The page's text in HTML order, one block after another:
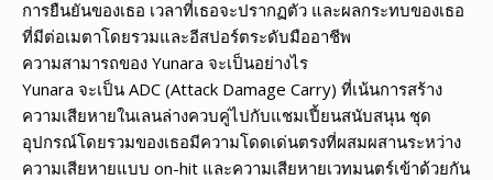
การยืนยันของเธอ เวลาที่เธอจะปรากฏตัว และผลกระทบของเธอ
ที่มีต่อเมตาโดยรวมและอีสปอร์ตระดับมืออาชีพ
ความสามารถของ Yunara จะเป็นอย่างไร
Yunara จะเป็น ADC (Attack Damage Carry) ที่เน้นการสร้าง
ความเสียหายในเลนล่างควบคู่ไปกับแชมเปี้ยนสนับสนุน ชุด
อุปกรณ์โดยรวมของเธอมีความโดดเด่นตรงที่ผสมผสานระหว่าง
ความเสียหายแบบ on-hit และความเสียหายเวทมนตร์เข้าด้วยกัน